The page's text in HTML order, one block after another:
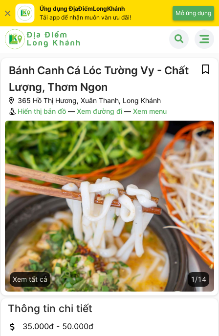
Ứng dụng ĐịaĐiểmLongKhánh
Tải app để nhận muôn vàn ưu đãi!
Mở ứng dụng
Bánh Canh Cá Lóc Tường Vy - Chất
Lượng, Thơm Ngon
365 Hồ Thị Hương, Xuân Thanh, Long Khánh
Hiển thị bản đồ — Xem đường đi — Xem menu
Xem tất cả 1 /14
Thông tin chi tiết
35.000đ - 50.000đ